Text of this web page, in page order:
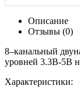
Описание
Отзывы (0)
8–канальный
уровней 3.3В-5В
Характеристики: